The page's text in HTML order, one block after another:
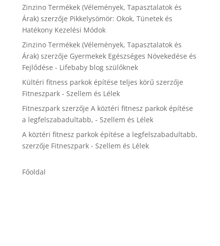
Zinzino Termékek (Vélemények, Tapasztalatok és
Árak)szerzője Pikkelysömör: Okok, Tünetek és
Hatékony Kezelési Módok
Zinzino Termékek (Vélemények, Tapasztalatok és
Árak)szerzője Gyermekek Egészséges Növekedése és
Fejlődése - Lifebaby blog szülőknek
Kültéri fitness parkok építése teljes körű szerzője
Fitneszpark - Szellem és Lélek
Fitneszparkszerzője A köztéri fitnesz parkok építése
a legfelszabadultabb, - Szellem és Lélek
A köztéri fitnesz parkok építése a legfelszabadultabb,
szerzője Fitneszpark - Szellem és Lélek
Főoldal